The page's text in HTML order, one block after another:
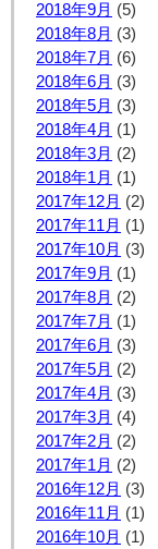
2018年9月 (5)
2018年8月 (3)
2018年7月 (6)
2018年6月 (3)
2018年5月 (3)
2018年4月 (1)
2018年3月 (2)
2018年1月 (1)
2017年12月 (2)
2017年11月 (1)
2017年10月 (3)
2017年9月 (1)
2017年8月 (2)
2017年7月 (1)
2017年6月 (3)
2017年5月 (2)
2017年4月 (3)
2017年3月 (4)
2017年2月 (2)
2017年1月 (2)
2016年12月 (3)
2016年11月 (1)
2016年10月 (1)